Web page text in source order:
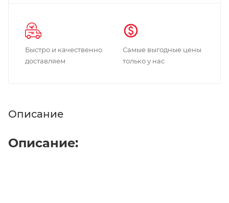
Быстро и качественно
доставляем
Самые выгодные цены
только у нас
Описание
Описание: